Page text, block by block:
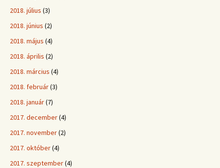
2018. július (3)
2018. június (2)
2018. május (4)
2018. április (2)
2018. március (4)
2018. február(3)
2018. január(7)
2017. december(4)
2017. november(2)
2017. október(4)
2017. szeptember(4)